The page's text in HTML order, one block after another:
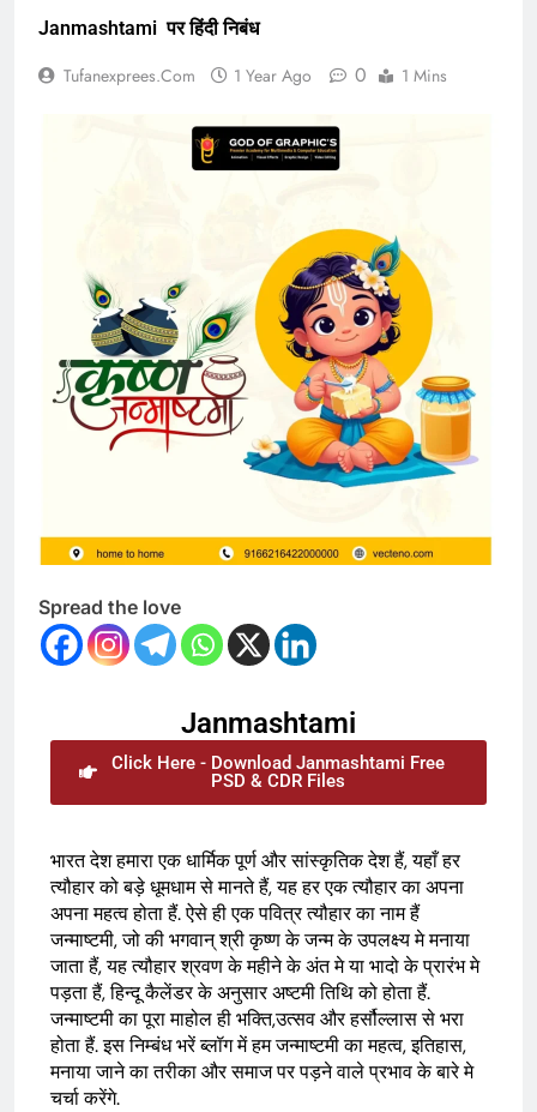
Janmashtami पर हिंदी निबंध
Tufanexprees.com 1 Year Ago 0 1 Mins
Spread the love
Janmashtami
Click Here - Download Janmashtami Free
PSD & CDR Files
भारत देश हमारा एक धार्मिक पूर्ण और सांस्कृतिक देश हैं, यहाँ हर
त्यौहार को बड़े धूमधाम से मानते हैं, यह हर एक त्यौहार का अपना
अपना महत्व होता हैं. ऐसे ही एक पवित्र त्यौहार का नाम हैं
जन्माष्टमी, जो की भगवान् श्री कृष्ण के जन्म के उपलक्ष्य मे मनाया
जाता हैं, यह त्यौहार श्रवण के महीने के अंत मे या भादो के प्रारंभ मे
पड़ता हैं, हिन्दू कैलेंडर के अनुसार अष्टमी तिथि को होता हैं.
जन्माष्टमी का पूरा माहोल ही भक्ति,उत्सव और हर्सौल्लास से भरा
होता हैं. इस निम्बंध भरें ब्लॉग में हम जन्माष्टमी का महत्व, इतिहास,
मनाया जाने का तरीका और समाज पर पड़ने वाले प्रभाव के बारे मे
चर्चा करेंगे.